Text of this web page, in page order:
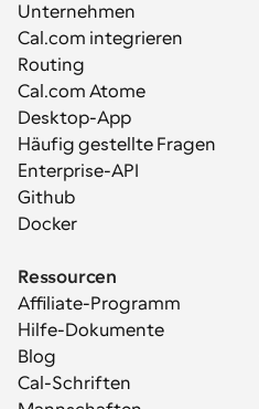
Unternehmen
Cal.com integrieren
Routing
Cal.com Atome
Desktop-App
Häufig gestellte Fragen
Enterprise-API
Github
Docker
Ressourcen
Affiliate-Programm
Hilfe-Dokumente
Blog
Cal-Schriften